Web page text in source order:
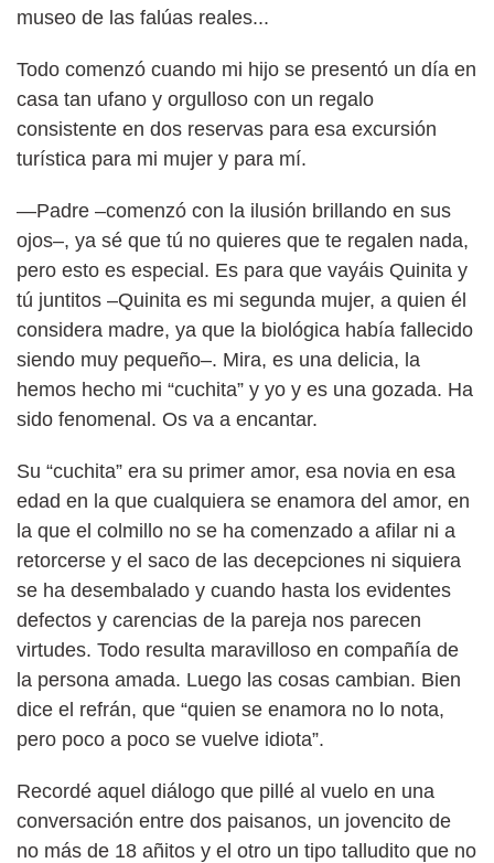
museo de las falúas reales...
Todo comenzó cuando mi hijo se presentó un día en
casa tan ufano y orgulloso con un regalo
consistente en dos reservas para esa excursión
turística para mi mujer y para mí.
—Padre –comenzó con la ilusión brillando en sus
ojos–, ya sé que tú no quieres que te regalen nada,
pero esto es especial. Es para que vayáis Quinita y
tú juntitos –Quinita es mi segunda mujer, a quien él
considera madre, ya que la biológica había fallecido
siendo muy pequeño–. Mira, es una delicia, la
hemos hecho mi “cuchita” y yo y es una gozada. Ha
sido fenomenal. Os va a encantar.
Su “cuchita” era su primer amor, esa novia en esa
edad en la que cualquiera se enamora del amor, en
la que el colmillo no se ha comenzado a afilar ni a
retorcerse y el saco de las decepciones ni siquiera
se ha desembalado y cuando hasta los evidentes
defectos y carencias de la pareja nos parecen
virtudes. Todo resulta maravilloso en compañía de
la persona amada. Luego las cosas cambian. Bien
dice el refrán, que “quien se enamora no lo nota,
pero poco a poco se vuelve idiota”.
Recordé aquel diálogo que pillé al vuelo en una
conversación entre dos paisanos, un jovencito de
no más de 18 añitos y el otro un tipo talludito que no